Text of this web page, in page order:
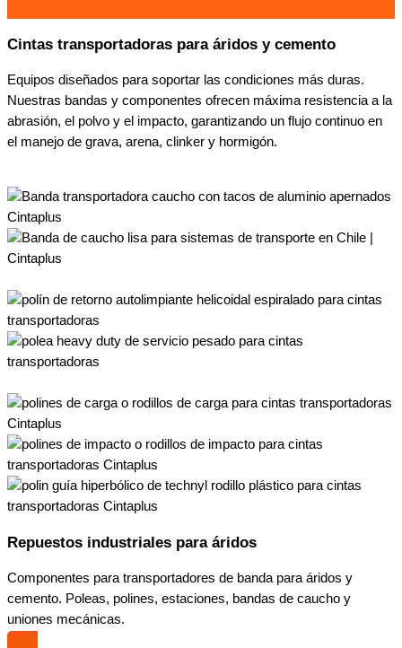
Cintas transportadoras para áridos y cemento
Equipos diseñados para soportar las condiciones más duras.
Nuestras bandas y componentes ofrecen máxima resistencia a la
abrasión, el polvo y el impacto, garantizando un flujo continuo en
el manejo de grava, arena, clinker y hormigón.
Repuestos industriales para áridos
Componentes para transportadores de banda para áridos y
cemento. Poleas, polines, estaciones, bandas de caucho y
uniones mecánicas.